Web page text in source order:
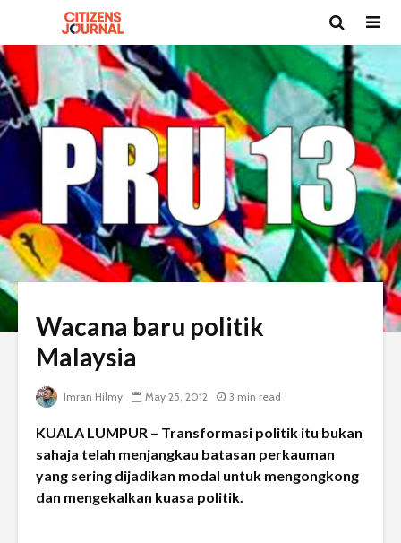
Wacana baru politik
Malaysia
Imran Hilmy May 25, 2012 3 min read
KUALA LUMPUR – Transformasi politik itu bukan
sahaja telah menjangkau batasan perkauman
yang sering dijadikan modal untuk mengongkong
dan mengekalkan kuasa politik.